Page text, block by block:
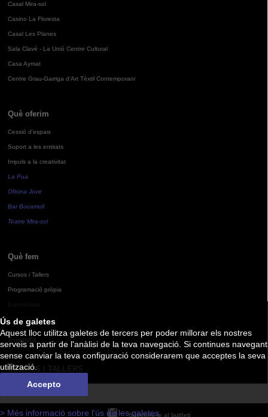
Ús de galetes
Aquest lloc utilitza galetes de tercers per poder millorar els nostres
serveis a partir de l'anàlisi de la teva navegació. Si continues navegant
sense canviar la teva configuració considerarem que acceptes la seva
utilització.
Accepto
> Més informació sobre l'ús de les galetes
Casal Mira-sol
Casino La Floresta
Casal Les Planes
Sala Clavé - La Unió Centre Cultural
Casa Aymat
Centre Grau-Garriga d'Art Tèxtil Contemporani
Què oferim
Cessió d'espais
Suport a les entitats
Impuls a la creativitat
La Pua
Oficina Jove
Bar Bocamoll
Teatre Mira-sol
Què fem
Cursos i Tallers
Programació pròpia
Agenda
CURSOS I TALLERS
Subscriu-te al butlletí